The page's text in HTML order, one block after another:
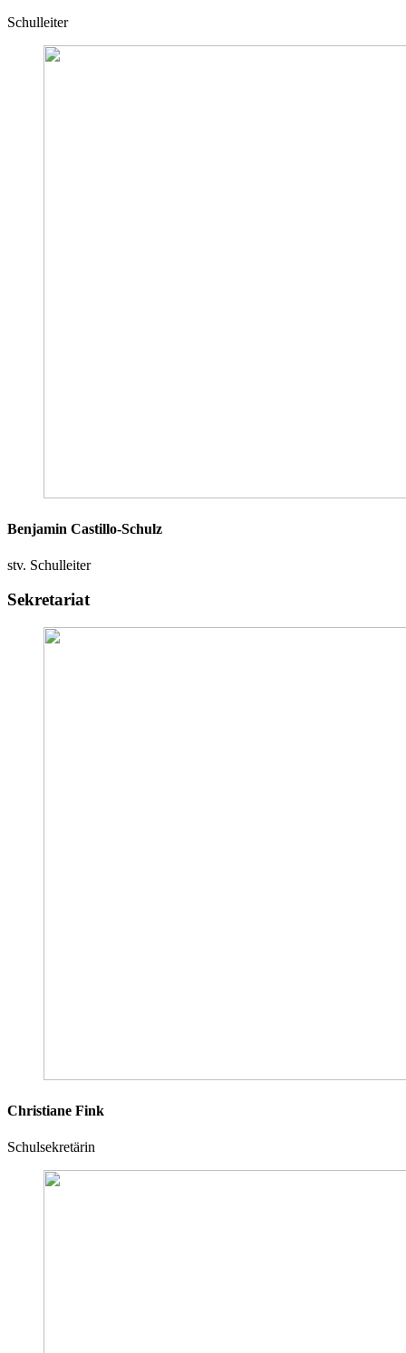
Schulleiter
Benjamin Castillo-Schulz
stv. Schulleiter
Sekretariat
Christiane Fink
Schulsekretärin